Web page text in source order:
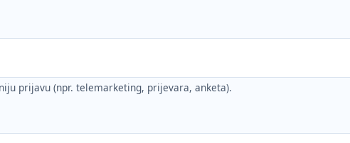
prijavu (npr. telemarketing, prijevara, anketa).